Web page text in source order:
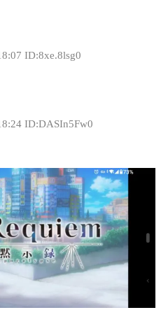
ID:8xe.8lsg0
ID:DASIn5Fw0